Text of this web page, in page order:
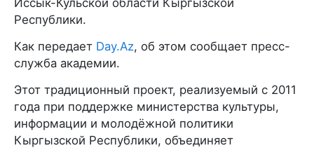
Иссык-Кульской области Кыргызской
Республики.
Как передает Day.Az, об этом сообщает пресс-
служба академии.
Этот традиционный проект, реализуемый с 2011
года при поддержке министерства культуры,
информации и молодёжной политики
Кыргызской Республики, объединяет